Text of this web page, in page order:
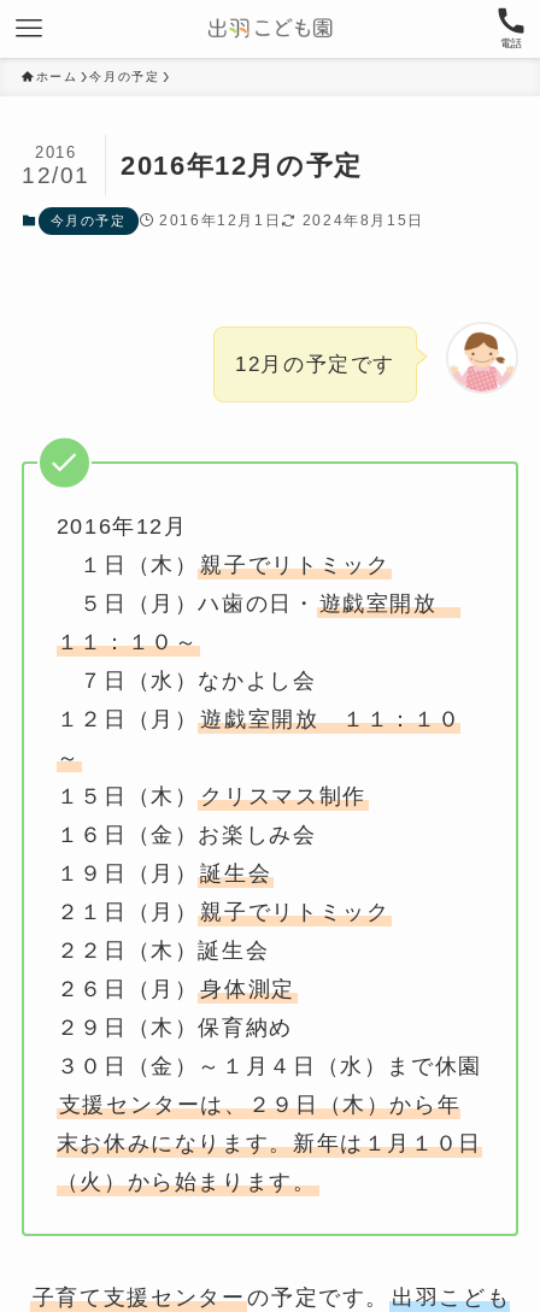
電話
ホーム 今月の予定
2016年12月の予定
2016
12/01
今月の予定 2016年12月1日 2024年8月15日
12月の予定です
2016年12月
１日（木）親子でリトミック
５日（月）ハ歯の日・ 遊戯室開放
１１：１０～
７日（水）なかよし会
１２日（月）遊戯室開放 １１：１０
～
１５日（木）クリスマス制作
１６日（金）お楽しみ会
１９日（月）誕生会
２１日（月）親子でリトミック
２２日（木）誕生会
２６日（月）身体測定
２９日（木）保育納め
３０日（金）～１月４日（水）まで休園
支援センターは、２９日（木）から年
末お休みになります。新年は１月１０日
（火）から始まります。
子育て支援センターの予定です。出羽こども